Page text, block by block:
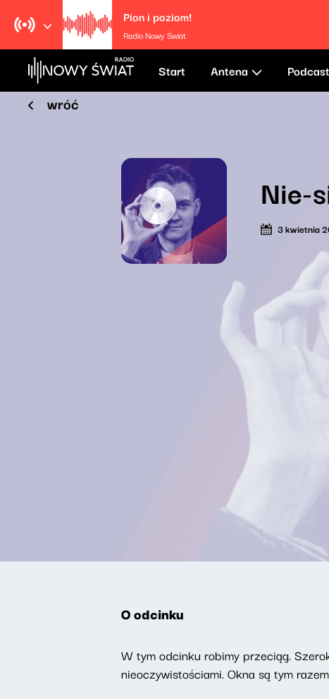
Pion i poziom!
Radio Nowy Świat
Start Antena
wróć
Nie-
3 kwietnia
O odcinku
W tym odcinku robimy przeciąg.
nieoczywistościami. Okna są tym